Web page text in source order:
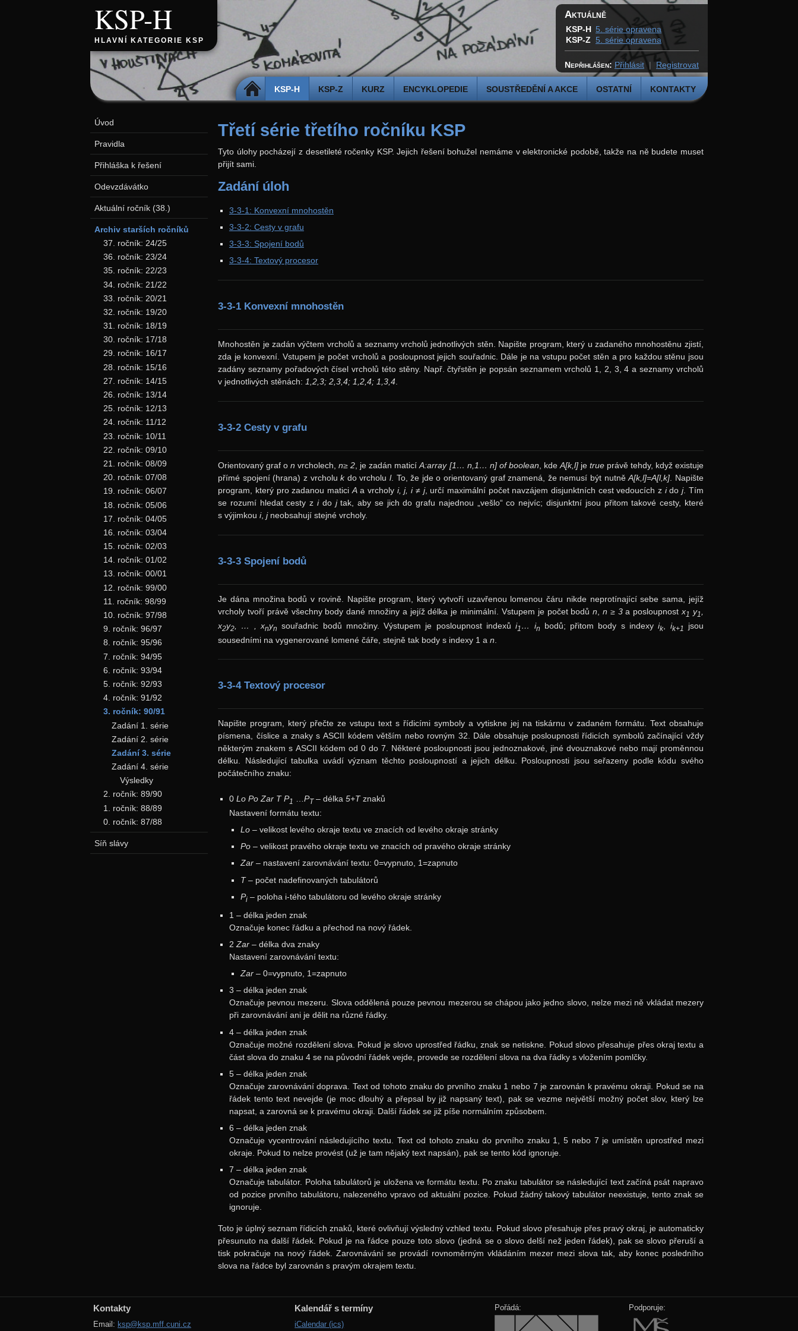
KSP-H
HLAVNÍ KATEGORIE KSP
DOMŮ KSP-H KSP-Z KURZ ENCYKLOPEDIE SOUSTŘEDĚNÍ A AKCE OSTATNÍ KONTAKTY
Aktuálně
KSP-H 5. série opravena
KSP-Z 5. série opravena
Nepřihlášen: Přihlásit | Registrovat
Třetí série třetího ročníku KSP
Tyto úlohy pocházejí z desetileté ročenky KSP. Jejich řešení bohužel nemáme v elektronické podobě, takže na ně budete muset
přijít sami.
Zadání úloh
3-3-1: Konvexní mnohostěn
3-3-2: Cesty v grafu
3-3-3: Spojení bodů
3-3-4: Textový procesor
3-3-1 Konvexní mnohostěn
Mnohostěn je zadán výčtem vrcholů a seznamy vrcholů jednotlivých stěn. Napište program, který u zadaného mnohostěnu zjistí,
zda je konvexní. Vstupem je počet vrcholů a posloupnost jejich souřadnic. Dále je na vstupu počet stěn a pro každou stěnu jsou
zadány seznamy pořadových čísel vrcholů této stěny. Např. čtyřstěn je popsán seznamem vrcholů 1, 2, 3, 4 a seznamy vrcholů
v jednotlivých stěnách:1,2,3; 2,3,4; 1,2,4; 1,3,4.
3-3-2 Cesty v grafu
Orientovaný graf on vrcholech,n≥ 2 , je zadán maticíA:array [1… n,1… n] of boolean , kde A[k,l]je trueprávě tehdy, když existuje
přímé spojení (hrana) z vrcholukdo vrcholul. To, že jde o orientovaný graf znamená, že nemusí být nutněA[k,l]=A[l,k] . Napište
program, který pro zadanou matici Aa vrcholy i, j, i ≠ j, určí maximální počet navzájem disjunktních cest vedoucích z idoj. Tím
se rozumí hledat cesty zido jtak, aby se jich do grafu najednou „vešlo“ co nejvíc; disjunktní jsou přitom takové cesty, které
s výjimkoui,jneobsahují stejné vrcholy.
3-3-3 Spojení bodů
Je dána množina bodů v rovině. Napište program, který vytvoří uzavřenou lomenou čáru nikde neprotínající sebe sama, jejíž
vrcholy tvoří právě všechny body dané množiny a jejíž délka je minimální. Vstupem je počet bodůn n ≥ 3a posloupnostx1 y1
x2y2 , … , xnyn souřadnic bodů množiny. Výstupem je posloupnost indexůi1 … in bodů; přitom body s indexyik, ik+1
jsou
sousedními na vygenerované lomené čáře, stejně tak body s indexy 1 an
3-3-4 Textový procesor
Napište program, který přečte ze vstupu text s řídicími symboly a vytiskne jej na tiskárnu v zadaném formátu. Text obsahuje
písmena, číslice a znaky s ASCII kódem větším nebo rovným 32. Dále obsahuje posloupnosti řídicích symbolů začínající vždy
některým znakem s ASCII kódem od 0 do 7. Některé posloupnosti jsou jednoznakové, jiné dvouznakové nebo mají proměnnou
délku. Následující tabulka uvádí význam těchto posloupností a jejich délku. Posloupnosti jsou seřazeny podle kódu svého
počátečního znaku:
0 Lo Po Zar T P1 PT– délka 5+Tznaků
Nastavení formátu textu:
Lo– velikost levého okraje textu ve znacích od levého okraje stránky
Po– velikost pravého okraje textu ve znacích od pravého okraje stránky
Zar– nastavení zarovnávání textu: 0=vypnuto, 1=zapnuto
T– počet nadefinovaných tabulátorů
Pi– poloha i-tého tabulátoru od levého okraje stránky
1 – délka jeden znak
Označuje konec řádku a přechod na nový řádek.
2 Zar– délka dva znaky
Nastavení zarovnávání textu:
Zar– 0=vypnuto, 1=zapnuto
3 – délka jeden znak
Označuje pevnou mezeru. Slova oddělená pouze pevnou mezerou se chápou jako jedno slovo, nelze mezi ně vkládat mezery
při zarovnávání ani je dělit na různé řádky.
4 – délka jeden znak
Označuje možné rozdělení slova. Pokud je slovo uprostřed řádku, znak se netiskne. Pokud slovo přesahuje přes okraj textu a
část slova do znaku 4 se na původní řádek vejde, provede se rozdělení slova na dva řádky s vložením pomlčky.
5 – délka jeden znak
Označuje zarovnávání doprava. Text od tohoto znaku do prvního znaku 1 nebo 7 je zarovnán k pravému okraji. Pokud se na
řádek tento text nevejde (je moc dlouhý a přepsal by již napsaný text), pak se vezme největší možný počet slov, který lze
napsat, a zarovná se k pravému okraji. Další řádek se již píše normálním způsobem.
6 – délka jeden znak
Označuje vycentrování následujícího textu. Text od tohoto znaku do prvního znaku 1, 5 nebo 7 je umístěn uprostřed mezi
okraje. Pokud to nelze provést (už je tam nějaký text napsán), pak se tento kód ignoruje.
7 – délka jeden znak
Označuje tabulátor. Poloha tabulátorů je uložena ve formátu textu. Po znaku tabulátor se následující text začíná psát napravo
od pozice prvního tabulátoru, nalezeného vpravo od aktuální pozice. Pokud žádný takový tabulátor neexistuje, tento znak se
ignoruje.
Toto je úplný seznam řídicích znaků, které ovlivňují výsledný vzhled textu. Pokud slovo přesahuje přes pravý okraj, je automaticky
přesunuto na další řádek. Pokud je na řádce pouze toto slovo (jedná se o slovo delší než jeden řádek), pak se slovo přeruší a
tisk pokračuje na nový řádek. Zarovnávání se provádí rovnoměrným vkládáním mezer mezi slova tak, aby konec posledního
slova na řádce byl zarovnán s pravým okrajem textu.
Úvod
Pravidla
Přihláška k řešení
Odevzdávátko
Aktuální ročník (38.)
Archiv starších ročníků
37. ročník: 24/25
36. ročník: 23/24
35. ročník: 22/23
34. ročník: 21/22
33. ročník: 20/21
32. ročník: 19/20
31. ročník: 18/19
30. ročník: 17/18
29. ročník: 16/17
28. ročník: 15/16
27. ročník: 14/15
26. ročník: 13/14
25. ročník: 12/13
24. ročník: 11/12
23. ročník: 10/11
22. ročník: 09/10
21. ročník: 08/09
20. ročník: 07/08
19. ročník: 06/07
18. ročník: 05/06
17. ročník: 04/05
16. ročník: 03/04
15. ročník: 02/03
14. ročník: 01/02
13. ročník: 00/01
12. ročník: 99/00
11. ročník: 98/99
10. ročník: 97/98
9. ročník: 96/97
8. ročník: 95/96
7. ročník: 94/95
6. ročník: 93/94
5. ročník: 92/93
4. ročník: 91/92
3. ročník: 90/91
Zadání 1. série
Zadání 2. série
Zadání 3. série
Zadání 4. série
Výsledky
2. ročník: 89/90
1. ročník: 88/89
0. ročník: 87/88
Síň slávy
Kontakty
Email: ksp@ksp.mff.cuni.cz
Kalendář s termíny
iCalendar (ics)
Pořádá: Podporuje: